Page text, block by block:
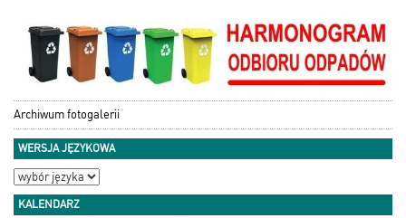
Archiwum fotogalerii
WERSJA JĘZYKOWA
KALENDARZ